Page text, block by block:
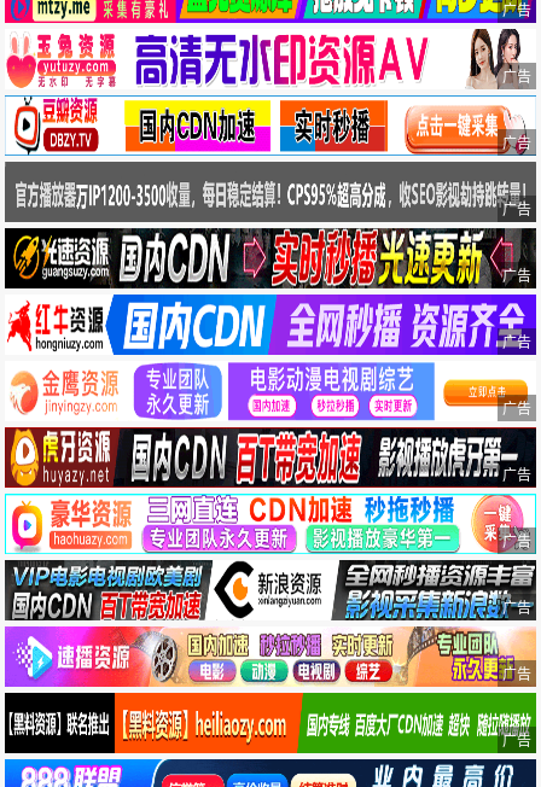
广告
广告
广告
广告
广告
广告
广告
广告
广告
广告
广告
广告